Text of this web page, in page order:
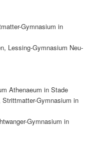
Gymnasium in
Lessing-Gymnasium Neu-
Athenaeum in Stade
Gymnasium in
Gymnasium in